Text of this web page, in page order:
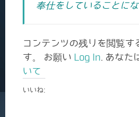
奉仕をしていることにな
コンテンツの残りを閲覧す
す。 お願い Log In . あなた
いて
いいね: